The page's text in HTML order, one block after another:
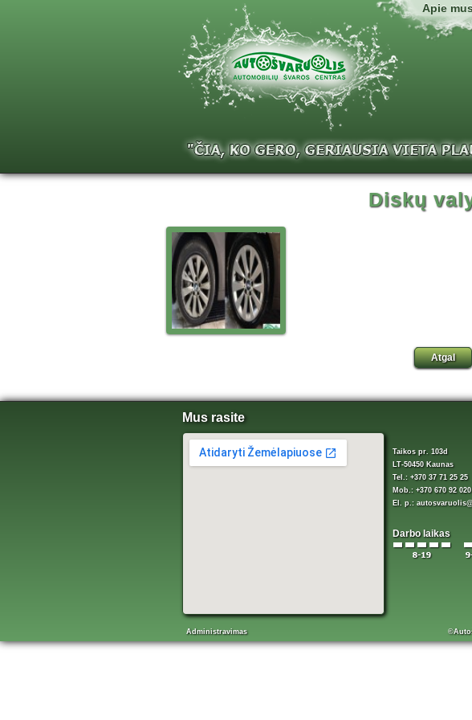
Apie mus
Diskų
Atgal
Mus rasite
Taikos pr. 103d
LT-50450 Kaunas
Tel.: +370 37 71 25 25
Mob.: +370 670 92 020
El. p.:
Darbo laikas
Administravimas